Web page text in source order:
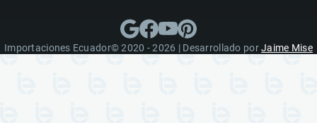
Importaciones Ecuador© 2020 - 2026 | Desarrollado porJaime Mise